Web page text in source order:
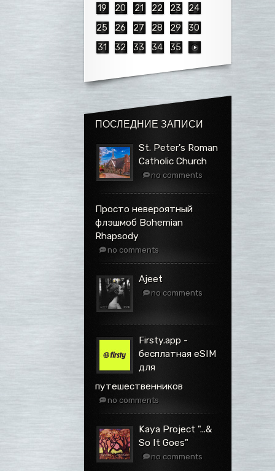
19
20 21 22 23
24
25
26 27 28 29
30
31
32 33 34 35
ПОСЛЕДНИЕ ЗАПИСИ
St. Peter's Roman
Catholic Church
no comments
Просто невероятный
флэшмоб Bohemian
Rhapsody
no comments
Ajeet
no comments
Firsty.app -
бесплатная eSIM
для
путешественников
no comments
Kaya Project ".​.​.​&
So It Goes"
no comments